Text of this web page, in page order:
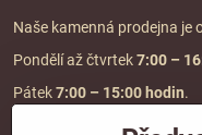
Naše kamenná prodejna je
Pondělí až čtvrtek7:00 –
Pátek7:00 – 15:00 hodin.